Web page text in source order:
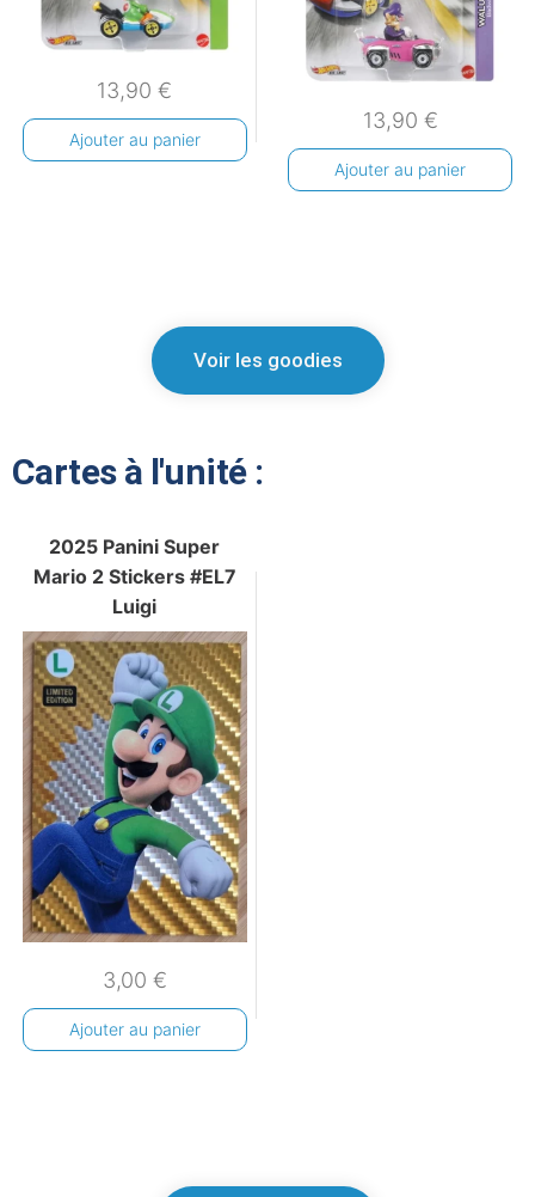
13,90€
Ajouter au panier
13,90 €
Ajouter au panier
Voir les goodies
Cartes à l'unité :
2025 Panini Super
Mario 2 Stickers #EL7
Luigi
3,00 €
Ajouter au panier